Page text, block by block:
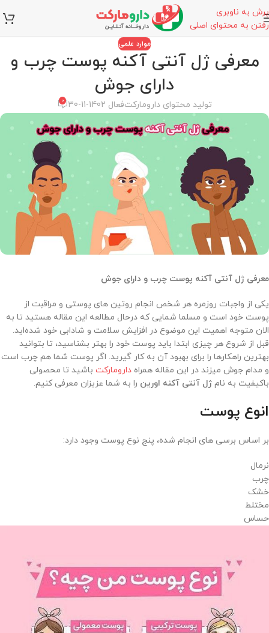
پرش به ناوبری
رفتن به محتوای اصلی
موارد علمی
معرفی ژل آنتی آکنه پوست چرب و
دارای جوش
تولید محتوای دارومارکتفعال 1402-11-30 0
معرفی ژل آنتی آکنه پوست چرب و دارای جوش
یکی از واجبات روزمره هر شخص انجام روتین های پوستی‌ و مراقبت از
پوست خود است و مسلما شمایی که درحال مطالعه این مقاله هستید تا به
الان متوجه اهمیت این موضوع در افزایش سلامت و شادابی خود شده‌اید.
قبل از شروع هر چیزی ابتدا باید پوست خود را بهتر بشناسید، تا بتوانید
بهترین راهکارها را برای بهبود آن به کار گیرید. اگر پوست شما هم چرب است
و مدام جوش میزند در این مقاله همراه دارومارکت باشید تا محصولی
باکیفیت به نام ژل آنتی آکنه اورین را به شما عزیزان معرفی کنیم.
انوع پوست
بر اساس برسی های انجام شده، پنج نوع پوست وجود دارد:
نرمال
چرب
خشک
مختلط
حساس